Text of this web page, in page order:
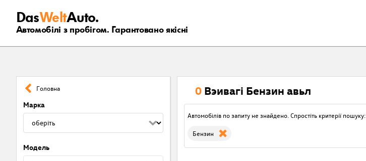
DasWeltAuto.
Автомобілі з пробігом. Гарантовано якісні
Головна
Марка
Модель
0 Вэивагі Бензин авьл
Автомобілів по запиту не знайдено. Спростіть критерії пошуку:
Бензин